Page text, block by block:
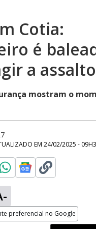
Cotia:
é
a assalto
mostram o
EM 24/02/2025 -
preferencial no Google